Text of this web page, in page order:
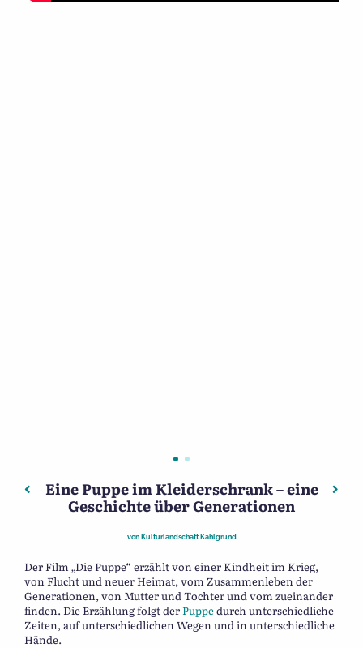
Beitragsnavigation
Vorheriger: Jüdische NS-Opfer aus Eschau, Hobbach,
Eine Puppe im Kleiderschrank – eine
Geschichte über Generationen
von Kulturlandschaft Kahlgrund
Der Film „Die Puppe“ erzählt von einer Kindheit im Krieg,
von Flucht und neuer Heimat, vom Zusammenleben der
Generationen, von Mutter und Tochter und vom zueinander
finden. Die Erzählung folgt derPuppedurch unterschiedliche
Zeiten, auf unterschiedlichen Wegen und in unterschiedliche
Hände.